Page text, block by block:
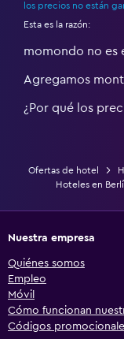
los precios no están
Esta es la razón:
momondo no es
Agregamos
¿Por qué los
Ofertas de hotel
Hoteles en
Nuestra empresa
Quiénes somos
Empleo
Móvil
Cómo funcionan
Códigos